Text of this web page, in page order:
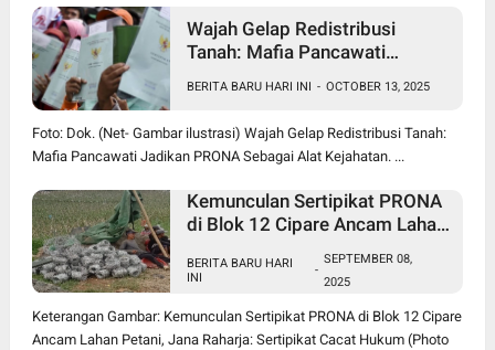
Wajah Gelap Redistribusi
Tanah: Mafia Pancawati
BERITA BARU HARI INI - OCTOBER 13, 2025
Foto: Dok. (Net- Gambar ilustrasi) Wajah Gelap Redistribusi Tanah:
Mafia Pancawati Jadikan PRONA Sebagai Alat Kejahatan. ...
Kemunculan Sertipikat PRONA
di Blok 12 Cipare Ancam Lahan
Cacat Hukum
BERITA BARU HARI
INI
-
SEPTEMBER 08,
2025
Keterangan Gambar: Kemunculan Sertipikat PRONA di Blok 12 Cipare
Ancam Lahan Petani, Jana Raharja: Sertipikat Cacat Hukum (Photo